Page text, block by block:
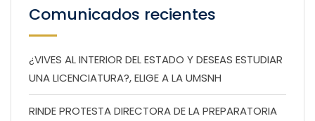
Comunicados recientes
¿VIVES AL INTERIOR DEL ESTADO Y DESEAS ESTUDIAR
UNA LICENCIATURA?, ELIGE A LA UMSNH
RINDE PROTESTA DIRECTORA DE LA PREPARATORIA